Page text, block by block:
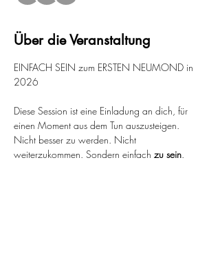
Über die Veranstaltung
EINFACH SEIN zum ERSTEN NEUMOND in
2026
Diese Session ist eine Einladung an dich, für
einen Moment aus dem Tun auszusteigen.
Nicht besser zu werden. Nicht
weiterzukommen. Sondern einfach zu sein.